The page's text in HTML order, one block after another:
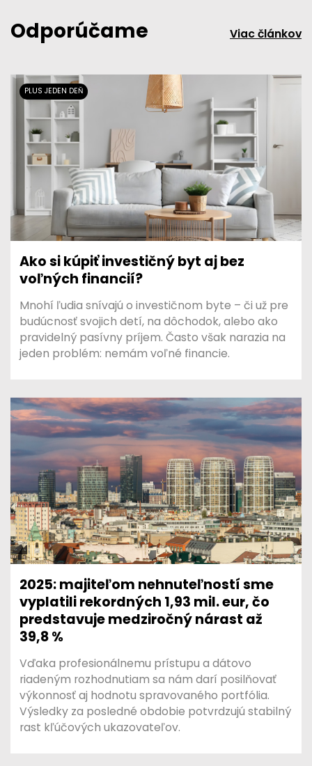
Odporúčame Viac článkov
PLUS JEDEN DEŇ
Ako si kúpiť investičný byt aj bez
voľných financií?
Mnohí ľudia snívajú o investičnom byte – či už pre
budúcnosť svojich detí, na dôchodok, alebo ako
pravidelný pasívny príjem. Často však narazia na
jeden problém: nemám voľné financie.
2025: majiteľom nehnuteľností sme
vyplatili rekordných 1,93 mil. eur, čo
predstavuje medziročný nárast až
39,8 %
Vďaka profesionálnemu prístupu a dátovo
riadeným rozhodnutiam sa nám darí posilňovať
výkonnosť aj hodnotu spravovaného portfólia.
Výsledky za posledné obdobie potvrdzujú stabilný
rast kľúčových ukazovateľov.